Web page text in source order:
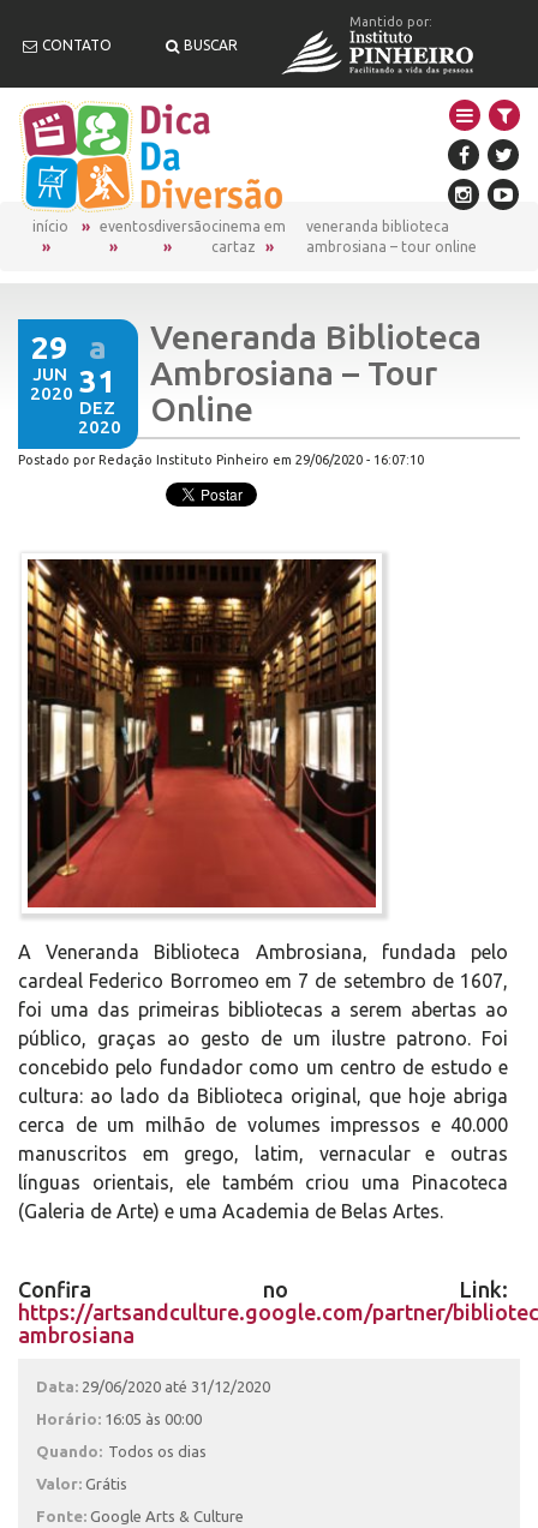
CONTATO BUSCAR
Mantido por:
início eventosdiversãocinema em
cartaz
veneranda biblioteca
ambrosiana – tour online
29
JUN
2020
a
31
DEZ
2020
Veneranda Biblioteca
Ambrosiana – Tour
Online
Postado por Redação Instituto Pinheiro em 29/06/2020 - 16:07:10
A Veneranda Biblioteca Ambrosiana, fundada pelo
cardeal Federico Borromeo em 7 de setembro de 1607,
foi uma das primeiras bibliotecas a serem abertas ao
público, graças ao gesto de um ilustre patrono. Foi
concebido pelo fundador como um centro de estudo e
cultura: ao lado da Biblioteca original, que hoje abriga
cerca de um milhão de volumes impressos e 40.000
manuscritos em grego, latim, vernacular e outras
línguas orientais, ele também criou uma Pinacoteca
(Galeria de Arte) e uma Academia de Belas Artes.
Confira no Link:
https://artsandculture.google.com/partner/
ambrosiana
Data: 29/06/2020 até 31/12/2020
Horário: 16:05 às 00:00
Quando: Todos os dias
Valor: Grátis
Fonte: Google Arts & Culture